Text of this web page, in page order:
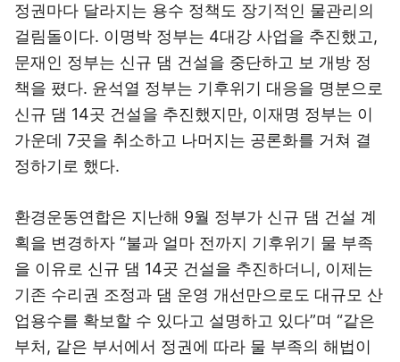
정권마다 달라지는 용수 정책도 장기적인 물관리의
걸림돌이다. 이명박 정부는 4대강 사업을 추진했고,
문재인 정부는 신규 댐 건설을 중단하고 보 개방 정
책을 폈다. 윤석열 정부는 기후위기 대응을 명분으로
신규 댐 14곳 건설을 추진했지만, 이재명 정부는 이
가운데 7곳을 취소하고 나머지는 공론화를 거쳐 결
정하기로 했다.
환경운동연합은 지난해 9월 정부가 신규 댐 건설 계
획을 변경하자 “불과 얼마 전까지 기후위기 물 부족
을 이유로 신규 댐 14곳 건설을 추진하더니, 이제는
기존 수리권 조정과 댐 운영 개선만으로도 대규모 산
업용수를 확보할 수 있다고 설명하고 있다”며 “같은
부처, 같은 부서에서 정권에 따라 물 부족의 해법이